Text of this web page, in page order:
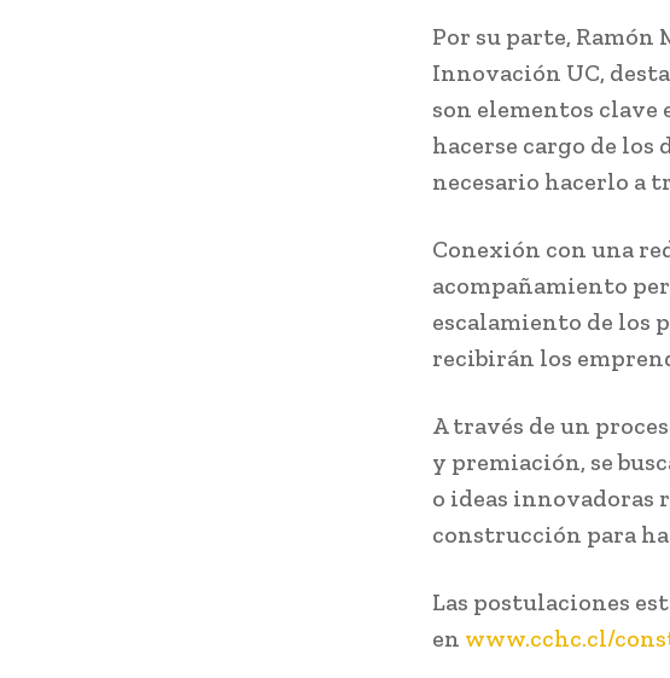
Por su parte,
Innovación UC,
son elementos
hacerse cargo de los
necesario hacerlo a
Conexión con una
acompañamiento
escalamiento de los
recibirán los
A través de un
y premiación, se
o ideas innovadoras
construcción para
Las postulaciones
en www.cchc.cl/